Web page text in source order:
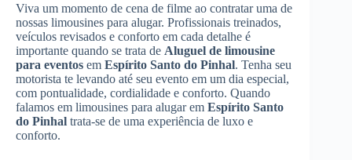
Viva um momento de cena de filme ao contratar uma de
nossas limousines para alugar. Profissionais treinados,
veículos revisados e conforto em cada detalhe é
importante quando se trata de Aluguel de limousine
para eventos em Espírito Santo do Pinhal. Tenha seu
motorista te levando até seu evento em um dia especial,
com pontualidade, cordialidade e conforto. Quando
falamos em limousines para alugar em Espírito Santo
do Pinhal trata-se de uma experiência de luxo e
conforto.